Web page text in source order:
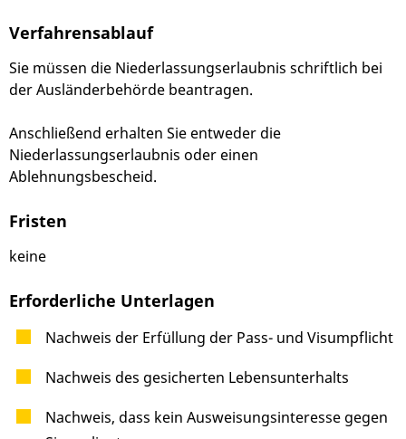
Verfahrensablauf
Sie müssen die Niederlassungserlaubnis schriftlich bei
der Ausländerbehörde beantragen.
Anschließend erhalten Sie entweder die
Niederlassungserlaubnis oder einen
Ablehnungsbescheid.
Fristen
keine
Erforderliche Unterlagen
Nachweis der Erfüllung der Pass- und Visumpflicht
Nachweis des gesicherten Lebensunterhalts
Nachweis, dass kein Ausweisungsinteresse gegen